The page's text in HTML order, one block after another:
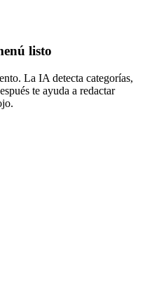
listo
La IA detecta categorías,
te ayuda a redactar